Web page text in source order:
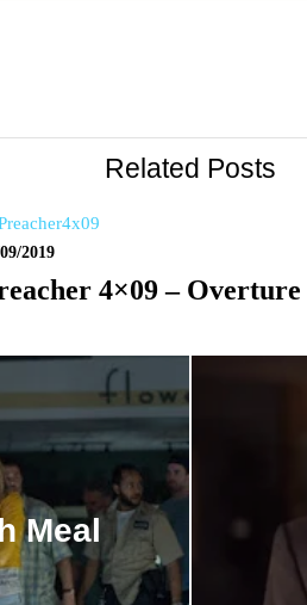
Related Posts
2019
4×09 – Overture
Meal